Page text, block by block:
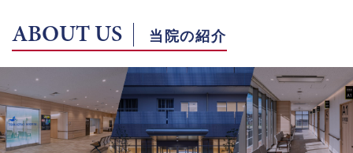
ABOUT US 当院の紹介